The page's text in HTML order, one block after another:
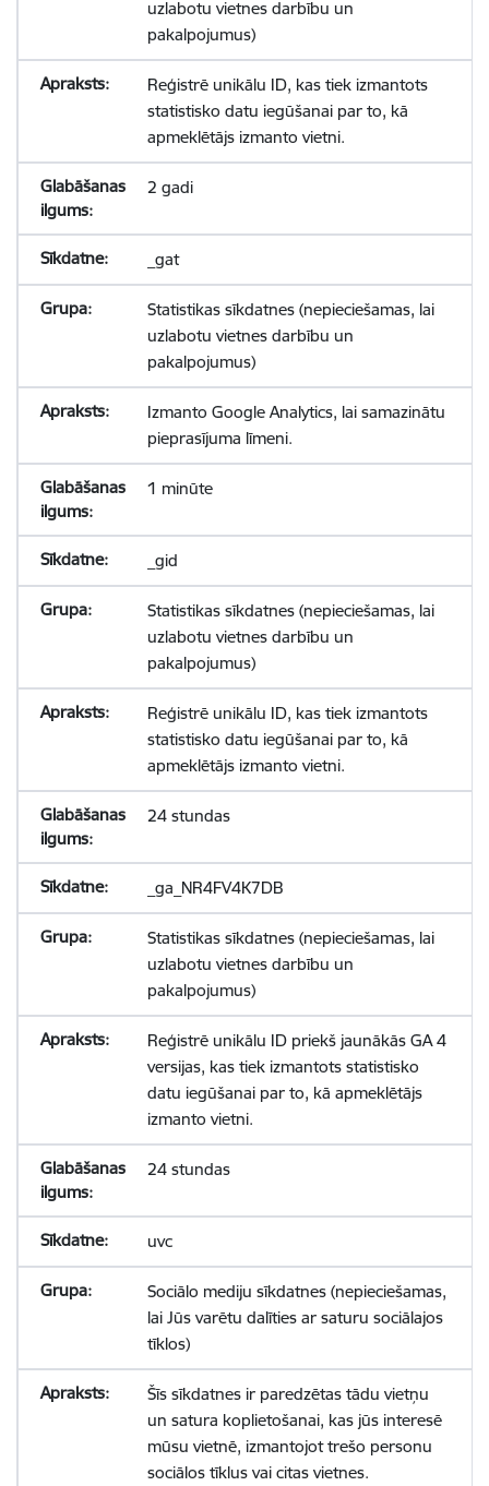
uzlabotu vietnes darbību un
pakalpojumus)
Reģistrē unikālu ID, kas tiek izmantots
statistisko datu iegūšanai par to, kā
apmeklētājs izmanto vietni.
2 gadi
_gat
Statistikas sīkdatnes (nepieciešamas, lai
uzlabotu vietnes darbību un
pakalpojumus)
Izmanto Google Analytics, lai samazinātu
pieprasījuma līmeni.
1 minūte
_gid
Statistikas sīkdatnes (nepieciešamas, lai
uzlabotu vietnes darbību un
pakalpojumus)
Reģistrē unikālu ID, kas tiek izmantots
statistisko datu iegūšanai par to, kā
apmeklētājs izmanto vietni.
24 stundas
_ga_NR4FV4K7DB
Statistikas sīkdatnes (nepieciešamas, lai
uzlabotu vietnes darbību un
pakalpojumus)
Reģistrē unikālu ID priekš jaunākās GA 4
versijas, kas tiek izmantots statistisko
datu iegūšanai par to, kā apmeklētājs
izmanto vietni.
24 stundas
uvc
Sociālo mediju sīkdatnes (nepieciešamas,
lai Jūs varētu dalīties ar saturu sociālajos
tīklos)
Šīs sīkdatnes ir paredzētas tādu vietņu
un satura koplietošanai, kas jūs interesē
mūsu vietnē, izmantojot trešo personu
sociālos tīklus vai citas vietnes.